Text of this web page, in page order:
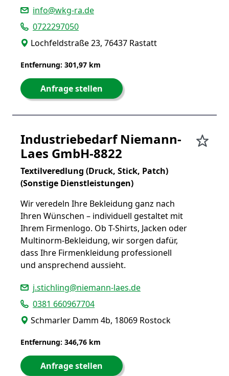
info@wkg-ra.de
0722297050
Lochfeldstraße 23, 76437 Rastatt
Entfernung: 301,97 km
Anfrage stellen
Industriebedarf Niemann-
Laes GmbH-8822
Textilveredlung (Druck, Stick, Patch)
(Sonstige Dienstleistungen)
Wir veredeln Ihre Bekleidung ganz nach
Ihren Wünschen – individuell gestaltet mit
Ihrem Firmenlogo. Ob T-Shirts, Jacken oder
Multinorm-Bekleidung, wir sorgen dafür,
dass Ihre Firmenkleidung professionell
und ansprechend aussieht.
j.stichling@niemann-laes.de
0381 660967704
Schmarler Damm 4b, 18069 Rostock
Entfernung: 346,76 km
Anfrage stellen